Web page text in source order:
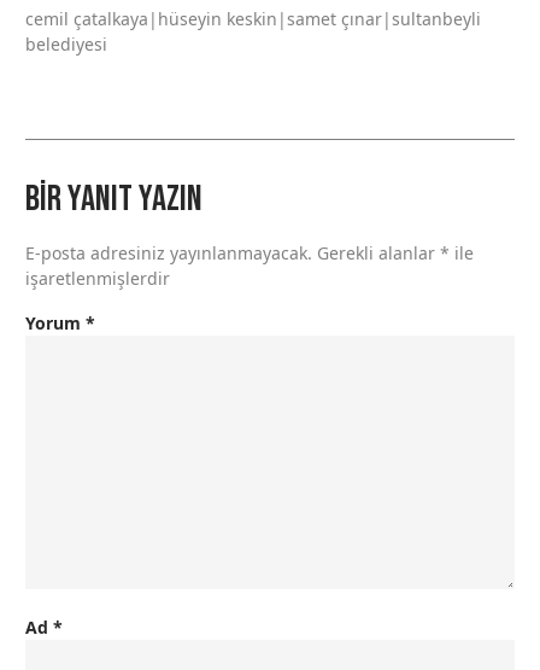
cemil çatalkaya|hüseyin keskin|samet çınar|sultanbeyli
belediyesi
Bir yanıt yazın
E-posta adresiniz yayınlanmayacak. Gerekli alanlar * ile
işaretlenmişlerdir
Yorum *
Ad *